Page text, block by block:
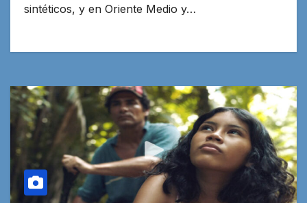
sintéticos, y en Oriente Medio y…